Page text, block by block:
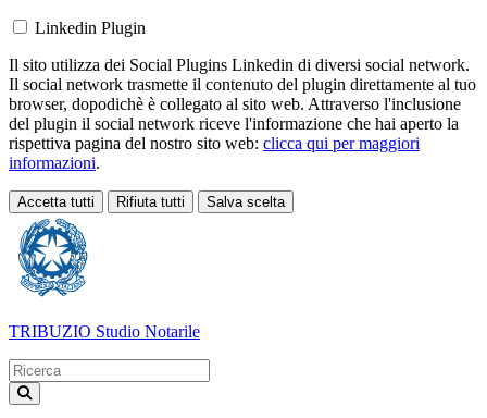
Linkedin Plugin
Il sito utilizza dei Social Plugins Linkedin di diversi social network.
Il social network trasmette il contenuto del plugin direttamente al tuo
browser, dopodichè è collegato al sito web. Attraverso l'inclusione
del plugin il social network riceve l'informazione che hai aperto la
rispettiva pagina del nostro sito web: clicca qui per maggiori
informazioni.
Accetta tutti Rifiuta tutti Salva scelta
Loading...
TRIBUZIO Studio Notarile